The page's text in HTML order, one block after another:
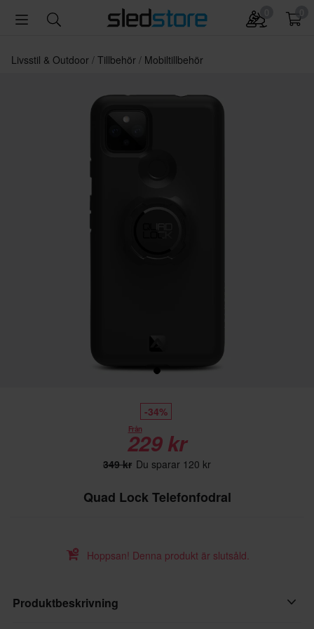
Livsstil & Outdoor Tillbehör Mobiltillbehör
-34%
Från
229 kr
349 kr Du sparar 120 kr
Quad Lock Telefonfodral
Hoppsan! Denna produkt är slutsåld.
Produktbeskrivning